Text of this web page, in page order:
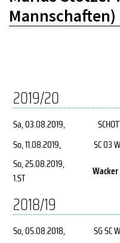
Mannschaften)
2019/20
Sa, 03.08.2019,
So, 11.08.2019, SC 03
So, 25.08.2019,
1.ST
2018/19
So, 05.08.2018, SG SC